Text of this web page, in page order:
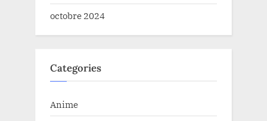
octobre 2024
Categories
Anime